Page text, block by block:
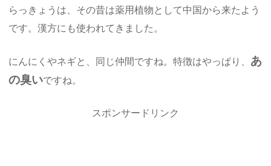
らっきょうは、その昔は薬用植物として中国から来たよう
です。漢方にも使われてきました。
にんにくやネギと、同じ仲間ですね。特徴はやっぱり、 あ
の臭いですね。
スポンサードリンク